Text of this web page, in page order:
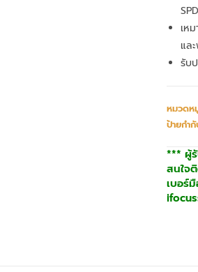
เห
แล
รับ
หมวดห
ป้ายกำ
*** ผู้รั
สนใจ
เบอร์